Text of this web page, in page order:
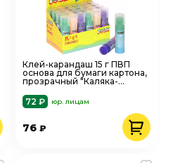
Клей-карандаш 15 г ПВП
основа для бумаги картона,
прозрачный "Каляка-
72 ₽
юр. лицам
76₽